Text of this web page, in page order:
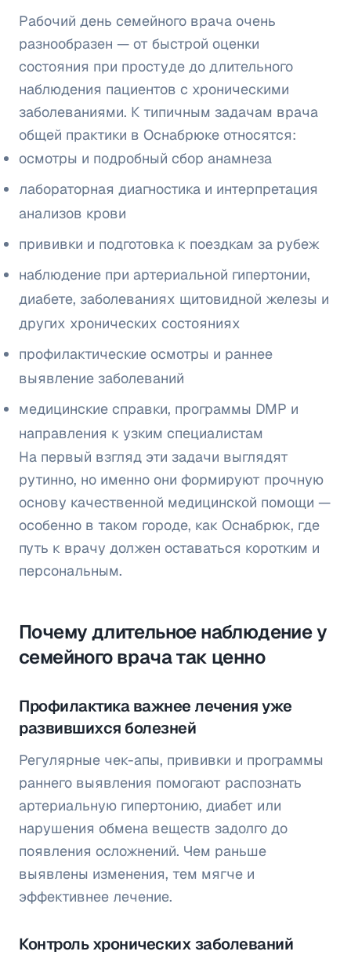
Рабочий день семейного врача очень
разнообразен — от быстрой оценки
состояния при простуде до длительного
наблюдения пациентов с хроническими
заболеваниями. К типичным задачам врача
общей практики в Оснабрюке относятся:
осмотры и подробный сбор анамнеза
лабораторная диагностика и интерпретация
анализов крови
прививки и подготовка к поездкам за рубеж
наблюдение при артериальной гипертонии,
диабете, заболеваниях щитовидной железы и
других хронических состояниях
профилактические осмотры и раннее
выявление заболеваний
медицинские справки, программы DMP и
направления к узким специалистам
На первый взгляд эти задачи выглядят
рутинно, но именно они формируют прочную
основу качественной медицинской помощи —
особенно в таком городе, как Оснабрюк, где
путь к врачу должен оставаться коротким и
персональным.
Почему длительное наблюдение у
семейного врача так ценно
Профилактика важнее лечения уже
развившихся болезней
Регулярные чек-апы, прививки и программы
раннего выявления помогают распознать
артериальную гипертонию, диабет или
нарушения обмена веществ задолго до
появления осложнений. Чем раньше
выявлены изменения, тем мягче и
эффективнее лечение.
Контроль хронических заболеваний